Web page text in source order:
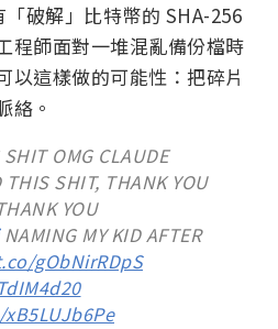
破解」比特幣的 SHA-256
程師面對一堆混亂備份檔時
以這樣做的可能性：把碎片
絡。
OMG CLAUDE
THIS SHIT, THANK YOU
YOU
NAMING MY KID AFTER
gObNirRDpS